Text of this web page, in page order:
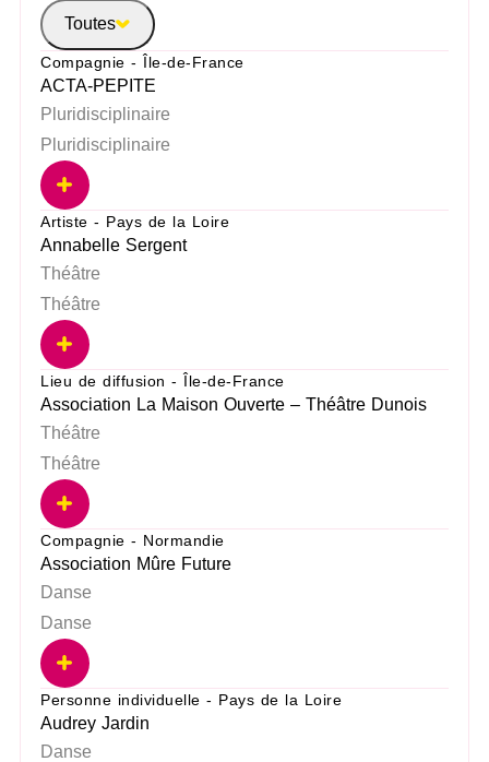
Toutes
Compagnie - Île-de-France
ACTA-PEPITE
Pluridisciplinaire
Pluridisciplinaire
Artiste - Pays de la Loire
Annabelle Sergent
Théâtre
Théâtre
Lieu de diffusion - Île-de-France
Association La Maison Ouverte – Théâtre Dunois
Théâtre
Théâtre
Compagnie - Normandie
Association Mûre Future
Danse
Danse
Personne individuelle - Pays de la Loire
Audrey Jardin
Danse